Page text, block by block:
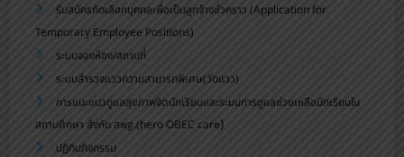
รับสมัครคัดเลือกบุคคลเพื่อเป็นลูกจ้างชั่วคราว (Application for
Temporary Employee Positions)
ระบบจองห้อง/สถานที่
ระบบสำรวจแววความสามารถพิเศษ(วัดแวว)
การแนะแนวดูแลสุขภาพจิตนักเรียนและระบบการดูแลช่วยเหลือนักเรียนใน
สถานศึกษา สังกัด สพฐ.(hero OBEC care)
ปฏิทินกิจกรรม